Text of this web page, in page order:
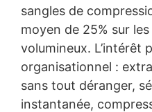
sangles de
moyen de 25% sur
volumineux. L’intérêt
organisationnel :
sans tout déranger,
instantanée,